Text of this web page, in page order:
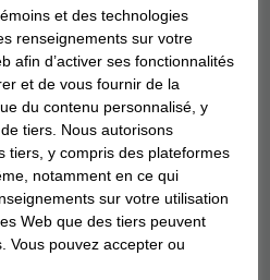
travailler avec un
Comprenez mieux
particuliers et la façon dont
peut travailler avec
grâce à notre questionnaire
de départ ».
et des technologies
renseignements sur votre
afin d’activer ses fonctionnalités
et de vous fournir de la
du contenu personnalisé, y
tiers. Nous autorisons
tiers, y compris des plateformes
notamment en ce qui
sur votre utilisation
Web que des tiers peuvent
Vous pouvez accepter ou